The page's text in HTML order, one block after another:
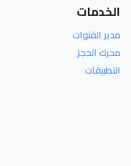
الخدمات
مدير القنوات
محرك الحجز
التطبيقات